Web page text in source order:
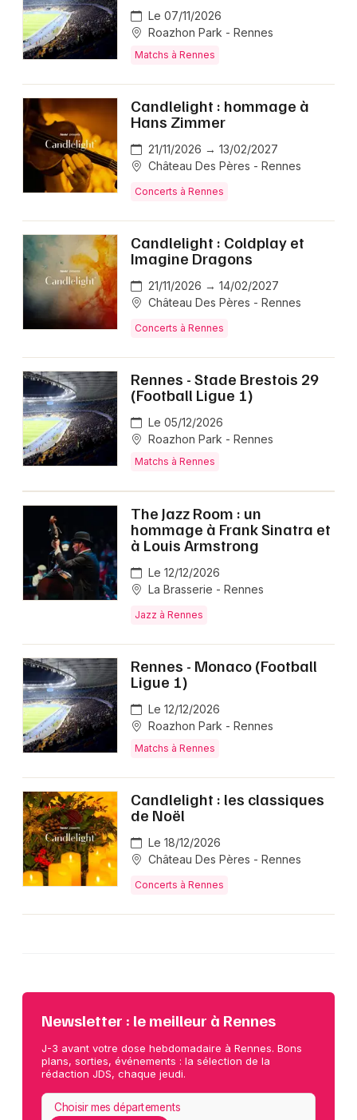
Le 07/11/2026
Roazhon Park - Rennes
Matchs à Rennes
Candlelight : hommage à
Hans Zimmer
21/11/2026 → 13/02/2027
Château Des Pères - Rennes
Concerts à Rennes
Candlelight : Coldplay et
Imagine Dragons
21/11/2026 → 14/02/2027
Château Des Pères - Rennes
Concerts à Rennes
Rennes - Stade Brestois 29
(Football Ligue 1)
Le 05/12/2026
Roazhon Park - Rennes
Matchs à Rennes
The Jazz Room : un
hommage à Frank Sinatra et
à Louis Armstrong
Le 12/12/2026
La Brasserie - Rennes
Jazz à Rennes
Rennes - Monaco (Football
Ligue 1)
Le 12/12/2026
Roazhon Park - Rennes
Matchs à Rennes
Candlelight : les classiques
de Noël
Le 18/12/2026
Château Des Pères - Rennes
Concerts à Rennes
Newsletter : le meilleur à Rennes
J-3 avant votre dose hebdomadaire à Rennes. Bons
plans, sorties, événements : la sélection de la
rédaction JDS, chaque jeudi.
Choisir mes départements